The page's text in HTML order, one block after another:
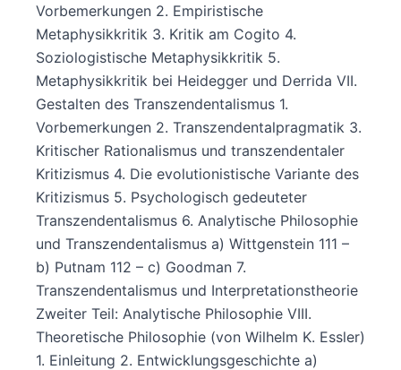
Vorbemerkungen 2. Empiristische
Metaphysikkritik 3. Kritik am Cogito 4.
Soziologistische Metaphysikkritik 5.
Metaphysikkritik bei Heidegger und Derrida VII.
Gestalten des Transzendentalismus 1.
Vorbemerkungen 2. Transzendentalpragmatik 3.
Kritischer Rationalismus und transzendentaler
Kritizismus 4. Die evolutionistische Variante des
Kritizismus 5. Psychologisch gedeuteter
Transzendentalismus 6. Analytische Philosophie
und Transzendentalismus a) Wittgenstein 111 –
b) Putnam 112 – c) Goodman 7.
Transzendentalismus und Interpretationstheorie
Zweiter Teil: Analytische Philosophie VIII.
Theoretische Philosophie (von Wilhelm K. Essler)
1. Einleitung 2. Entwicklungsgeschichte a)